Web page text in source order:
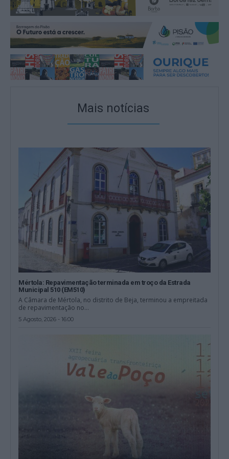
Mais notícias
Mértola: Repavimentação terminada em troço da Estrada
Municipal 510 (EM510)
A Câmara de Mértola, no distrito de Beja, terminou a empreitada
de repavimentação no...
5 Agosto, 2026 - 16:00